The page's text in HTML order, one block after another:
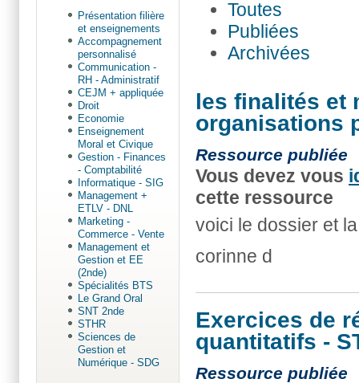
Toutes
Publiées
Archivées
les finalités et
organisations
Ressource publiée
Vous devez vous
cette ressource
voici le dossier et
corinne d
Exercices de
quantitatifs -
Ressource publiée
Présentation filière
et enseignements
Accompagnement
personnalisé
Communication -
RH - Administratif
CEJM + appliquée
Droit
Economie
Enseignement
Moral et Civique
Gestion - Finances
- Comptabilité
Informatique - SIG
Management +
ETLV - DNL
Marketing -
Commerce - Vente
Management et
Gestion et EE
(2nde)
Spécialités BTS
Le Grand Oral
SNT 2nde
STHR
Sciences de
Gestion et
Numérique - SDG